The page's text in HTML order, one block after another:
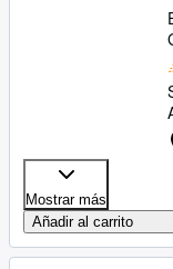
Mostrar más
Añadir al carrito